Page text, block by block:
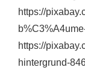
https://
https://
hintergrund-